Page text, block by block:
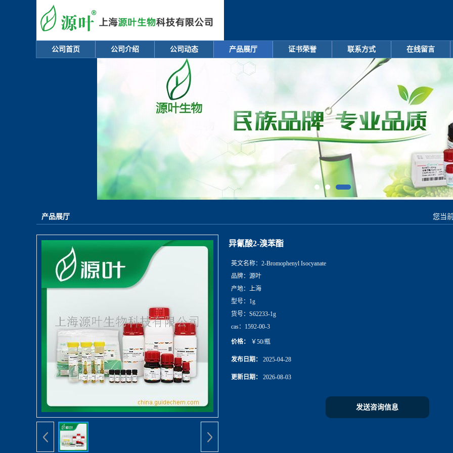
公司首页 公司介绍 公司动态 产品展厅 证书荣誉 联系方式 在线留言
产品展厅 您当
异氰酸2-溴苯酯
英文名称： 2-Bromophenyl Isocyanate
品牌： 源叶
产地： 上海
型号： 1g
货号： S62233-1g
cas： 1592-00-3
价格： ￥50/瓶
发布日期： 2025-04-28
更新日期： 2026-08-03
发送咨询信息